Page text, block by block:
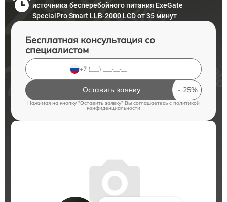
источника бесперебойного питания ExeGate
SpecialPro Smart LLB-2000 LCD от 35 минут
Бесплатная консультация со
специалистом
Оставить заявку
Нажимая на кнопку "Оставить заявку" Вы соглашаетесь cполитикой
конфиденциальности